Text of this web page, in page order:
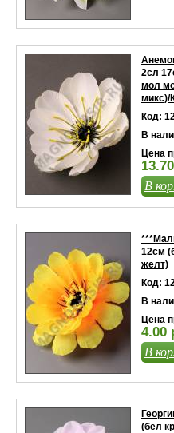
2сл
мол
микс)/
Код:
В
Цена
В
12см
желт)
Код:
В
Цена
4.00
В
(бел